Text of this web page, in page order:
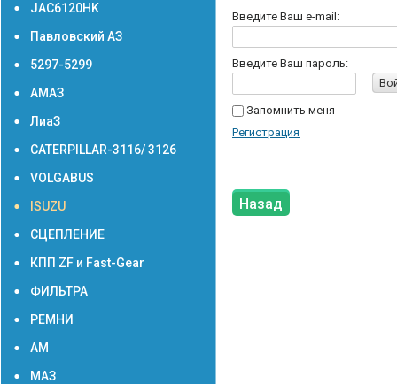
Введите Ваш e-mail:
Введите Ваш пароль:
Запомнить меня
Регистрация
Назад
JAC6120HK
Павловский АЗ
5297-5299
АМАЗ
ЛиаЗ
CATERPILLAR-3116/ 3126
VOLGABUS
ISUZU
СЦЕПЛЕНИЕ
КПП ZF и Fast-Gear
ФИЛЬТРА
РЕМНИ
АМ
МАЗ